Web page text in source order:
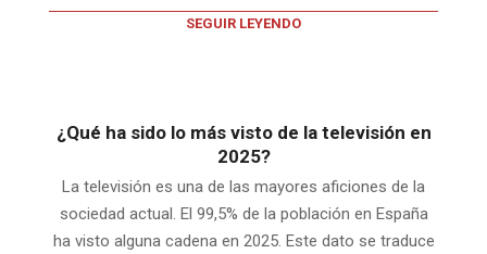
SEGUIR LEYENDO
¿Qué ha sido lo más visto de la televisión en
2025?
La televisión es una de las mayores aficiones de la
sociedad actual. El 99,5% de la población en España
ha visto alguna cadena en 2025. Este dato se traduce